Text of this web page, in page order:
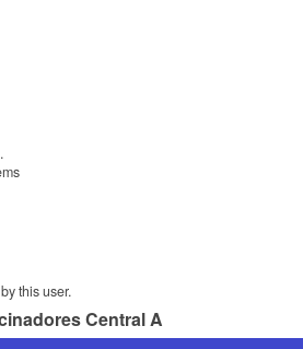
this user.
Central A